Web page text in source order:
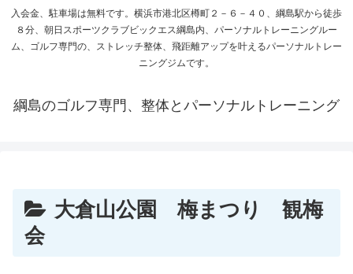
入会金、駐車場は無料です。横浜市港北区樽町２－６－４０、綱島駅から徒歩
８分、朝日スポーツクラブビックエス綱島内、パーソナルトレーニングルー
ム、ゴルフ専門の、ストレッチ整体、飛距離アップを叶えるパーソナルトレー
ニングジムです。
綱島のゴルフ専門、整体とパーソナルトレーニング
大倉山公園 梅まつり 観梅
会